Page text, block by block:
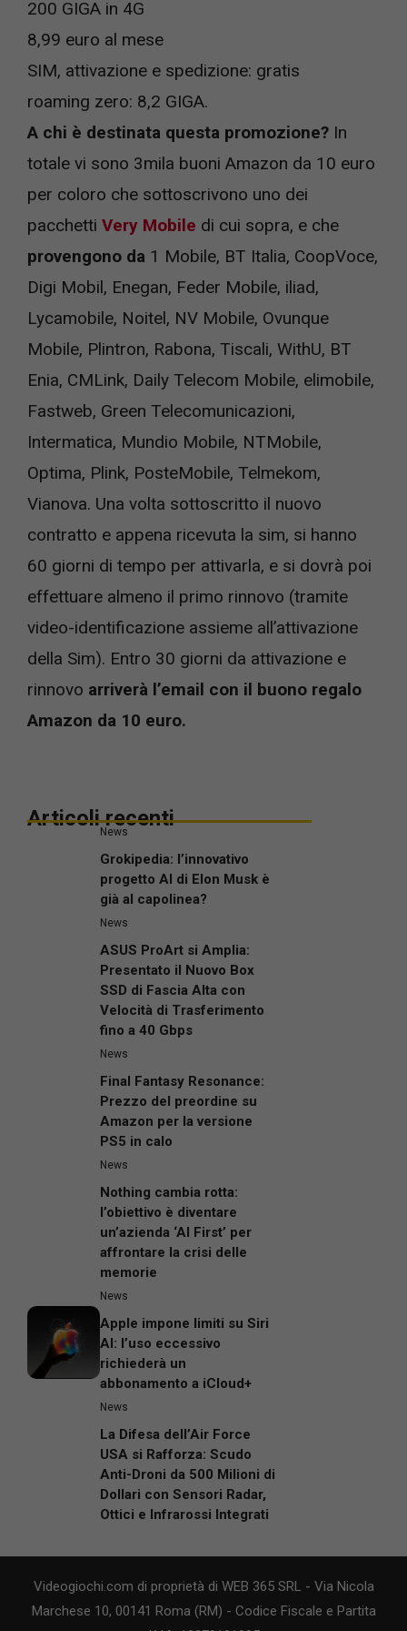
200 GIGA in 4G
8,99 euro al mese
SIM, attivazione e spedizione: gratis
roaming zero: 8,2 GIGA.
A chi è destinata questa promozione? In
totale vi sono 3mila buoni Amazon da 10 euro
per coloro che sottoscrivono uno dei
pacchetti Very Mobile di cui sopra, e che
provengono da 1 Mobile, BT Italia, CoopVoce,
Digi Mobil, Enegan, Feder Mobile, iliad,
Lycamobile, Noitel, NV Mobile, Ovunque
Mobile, Plintron, Rabona, Tiscali, WithU, BT
Enia, CMLink, Daily Telecom Mobile, elimobile,
Fastweb, Green Telecomunicazioni,
Intermatica, Mundio Mobile, NTMobile,
Optima, Plink, PosteMobile, Telmekom,
Vianova. Una volta sottoscritto il nuovo
contratto e appena ricevuta la sim, si hanno
60 giorni di tempo per attivarla, e si dovrà poi
effettuare almeno il primo rinnovo (tramite
video-identificazione assieme all’attivazione
della Sim). Entro 30 giorni da attivazione e
rinnovo arriverà l’email con il buono regalo
Amazon da 10 euro.
Articoli recenti
News
Grokipedia: l’innovativo
progetto AI di Elon Musk è
già al capolinea?
News
ASUS ProArt si Amplia:
Presentato il Nuovo Box
SSD di Fascia Alta con
Velocità di Trasferimento
fino a 40 Gbps
News
Final Fantasy Resonance:
Prezzo del preordine su
Amazon per la versione
PS5 in calo
News
Nothing cambia rotta:
l’obiettivo è diventare
un’azienda ‘AI First’ per
affrontare la crisi delle
memorie
News
Apple impone limiti su Siri
AI: l’uso eccessivo
richiederà un
abbonamento a iCloud+
News
La Difesa dell’Air Force
USA si Rafforza: Scudo
Anti-Droni da 500 Milioni di
Dollari con Sensori Radar,
Ottici e Infrarossi Integrati
Videogiochi.com di proprietà di WEB 365 SRL - Via Nicola
Marchese 10, 00141 Roma (RM) - Codice Fiscale e Partita